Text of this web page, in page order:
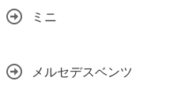
ミニ
メルセデスベンツ